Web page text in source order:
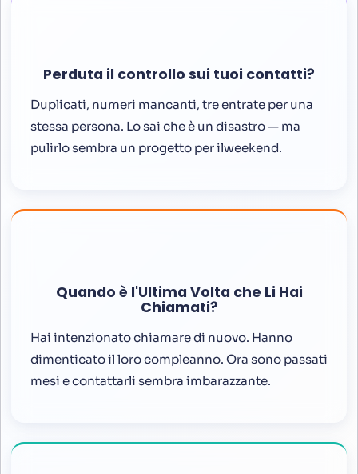
Perduta il controllo sui tuoi contatti?
Duplicati, numeri mancanti, tre entrate per una
stessa persona. Lo sai che è un disastro — ma
pulirlo sembra un progetto per ilweekend.
Quando è l'Ultima Volta che Li Hai
Chiamati?
Hai intenzionato chiamare di nuovo. Hanno
dimenticato il loro compleanno. Ora sono passati
mesi e contattarli sembra imbarazzante.